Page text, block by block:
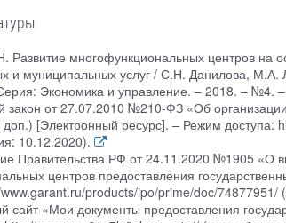
Развитие многофункциональных центров на
и муниципальных услуг / С.Н. Данилова, М.А.
Экономика и управление. – 2018. – №4.
от 27.07.2010 №210-ФЗ «Об
доп.) [Электронный ресурс]. – Режим
10.12.2020).
Правительства РФ от 24.11.2020 №1905 «О
центров предоставления
products/ipo/prime/doc/
«Мои документы предоставления